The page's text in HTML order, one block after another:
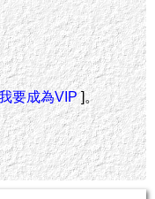
要成為VIP]。